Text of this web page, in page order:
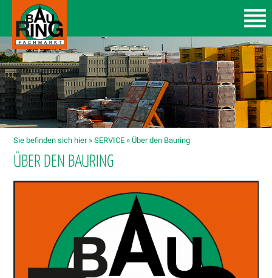
Sie befinden sich hier »SERVICE »Über den Bauring
ÜBER DEN BAURING